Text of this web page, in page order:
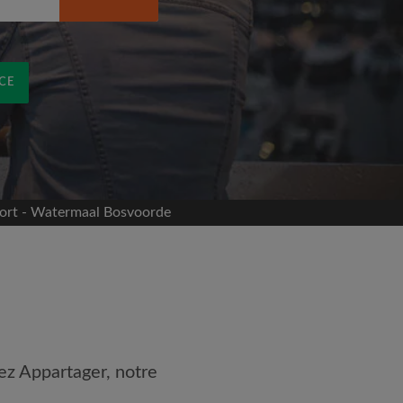
- Watermaal Bosvoorde
Appartager, notre